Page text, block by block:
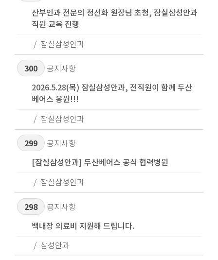
산부인과 전문의 정선화 원장님 초청, 잠실삼성안과
직원 교육 진행
잠실삼성안과
300
공지사항
2026.5.28(목) 잠실삼성안과, 전직원이 함께 두산
베어스 응원!!!
잠실삼성안과
299
공지사항
[잠실삼성안과] 두산베어스 공식 협력병원
잠실삼성안과
298
공지사항
백내장 의료비 지원해 드립니다.
삼성안과